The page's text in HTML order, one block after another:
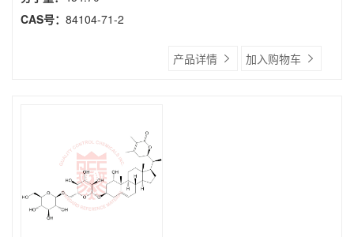
CAS号： 84104-71-2
产品详情 加入购物车